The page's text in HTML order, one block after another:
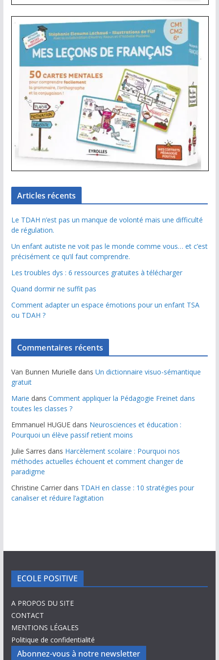
Articles récents
Le TDAH n’est pas un manque de volonté mais une difficulté
de régulation.
Un enfant autiste ne voit pas le monde comme vous… et c’est
précisément ce qu’il faut comprendre.
Les troubles dys : 6 ressources gratuites à télécharger
Quand dormir ne suffit pas
Comment adapter un espace émotions pour un enfant TSA
ou TDAH ?
Commentaires récents
Van Bunnen Murielle dans Un dictionnaire visuo-sémantique
gratuit
Marie dans Comment appliquer la Pédagogie Freinet dans
toutes les classes ?
Emmanuel HUGUEdans Neurosciences et éducation :
Pourquoi un élève passif retient moins
Julie Sarres dans Harcèlement scolaire : Pourquoi nos
méthodes actuelles échouent et comment changer de
paradigme
Christine Carrierdans TDAH en classe : 10 stratégies pour
canaliser et réduire l’agitation
ECOLE POSITIVE
A PROPOS DU SITE
CONTACT
MENTIONS LÉGALES
Politique de confidentialité
Abonnez-vous à notre newsletter